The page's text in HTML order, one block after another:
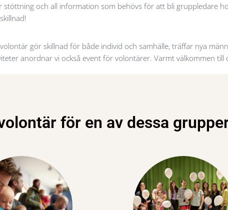
stöttning och all information som behövs för att bli gruppledare
gör skillnad för både individ och samhälle, träffar nya
anordnar vi också event för volontärer. Varmt välkommen till
för en av dessa